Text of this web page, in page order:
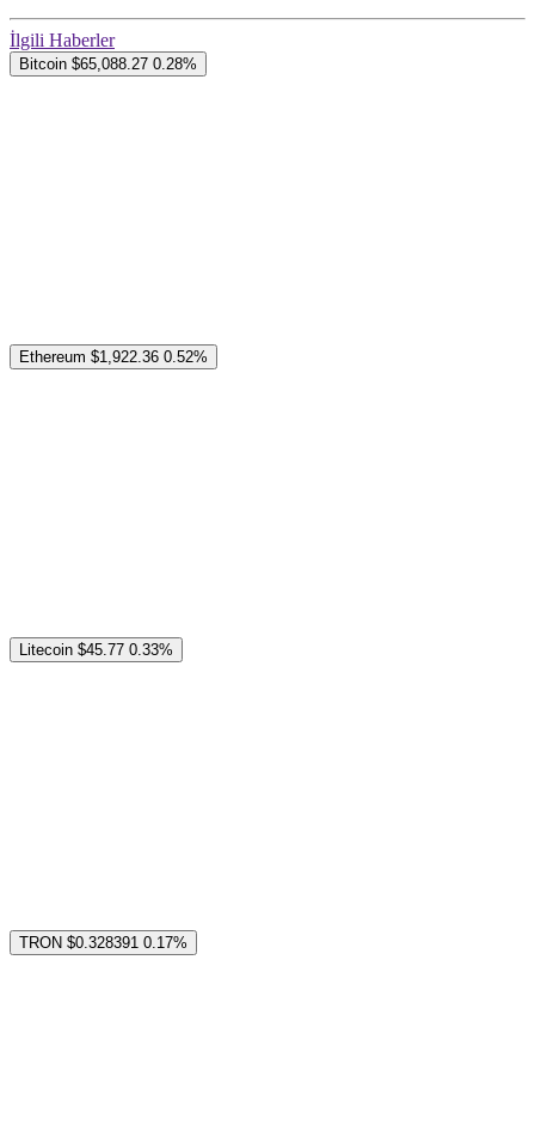
İlgili Haberler
Bitcoin $65,088.27 0.28%
Ethereum $1,922.36 0.52%
Litecoin $45.77 0.33%
TRON $0.328391 0.17%